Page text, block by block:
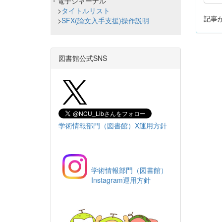
記事
>タイトルリスト
>SFX(論文入手支援)操作説明
図書館公式SNS
学術情報部門（図書館）X運用方針
学術情報部門（図書館）
Instagram運用方針